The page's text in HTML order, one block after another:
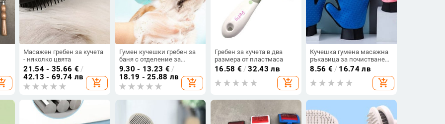
Масажен гребен за кучета
- няколко цвята
21.54 - 35.66 € /
42.13 - 69.74 лв
add_shopping_cart
Гумен кучешки гребен за
баня с отделение за
шампоан
9.30 - 13.23 € /
18.19 - 25.88 лв
add_shopping_cart
Гребен за кучета в два
размера от пластмаса
16.58 € /32.43 лв
add_shopping_cart
Кучешка гумена масажна
ръкавица за почистване
на косми
8.56 € / 16.74 лв
add_shopping_cart